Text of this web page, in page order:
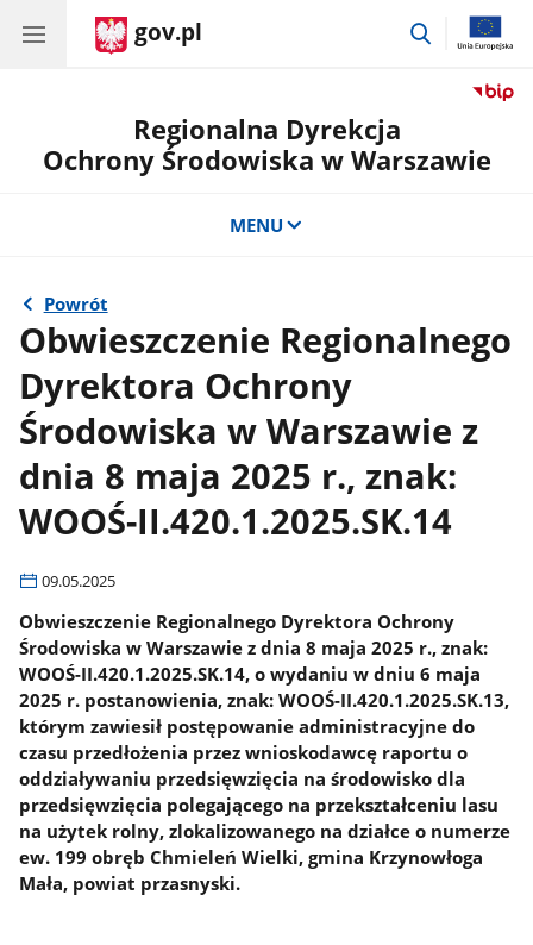
gov.pl
przejdź
Regionalna Dyrekcja
Ochrony Środowiska w Warszawie
MENU
Powrót
Obwieszczenie Regionalnego
Dyrektora Ochrony
Środowiska w Warszawie z
dnia 8 maja 2025 r., znak:
WOOŚ-II.420.1.2025.SK.14
09.05.2025
Obwieszczenie Regionalnego Dyrektora Ochrony
Środowiska w Warszawie z dnia 8 maja 2025 r., znak:
WOOŚ-II.420.1.2025.SK.14, o wydaniu w dniu 6 maja
2025 r. postanowienia, znak: WOOŚ-II.420.1.2025.SK.13,
którym zawiesił postępowanie administracyjne do
czasu przedłożenia przez wnioskodawcę raportu o
oddziaływaniu przedsięwzięcia na środowisko dla
przedsięwzięcia polegającego na przekształceniu lasu
na użytek rolny, zlokalizowanego na działce o numerze
ew. 199 obręb Chmieleń Wielki, gmina Krzynowłoga
Mała, powiat przasnyski.